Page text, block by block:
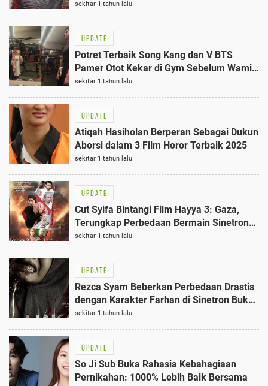
Layar Kaca
sekitar 1 tahun lalu
UPDATE
Potret Terbaik Song Kang dan V BTS
Pamer Otot Kekar di Gym Sebelum Wamil
2025
sekitar 1 tahun lalu
UPDATE
Atiqah Hasiholan Berperan Sebagai Dukun
Aborsi dalam 3 Film Horor Terbaik 2025
sekitar 1 tahun lalu
UPDATE
Cut Syifa Bintangi Film Hayya 3: Gaza,
Terungkap Perbedaan Bermain Sinetron
dan Layar Lebar
sekitar 1 tahun lalu
UPDATE
Rezca Syam Beberkan Perbedaan Drastis
dengan Karakter Farhan di Sinetron Bukan
Karena Tak Cinta: 5 Fakta Terungkap!
sekitar 1 tahun lalu
UPDATE
So Ji Sub Buka Rahasia Kebahagiaan
Pernikahan: 1000% Lebih Baik Bersama